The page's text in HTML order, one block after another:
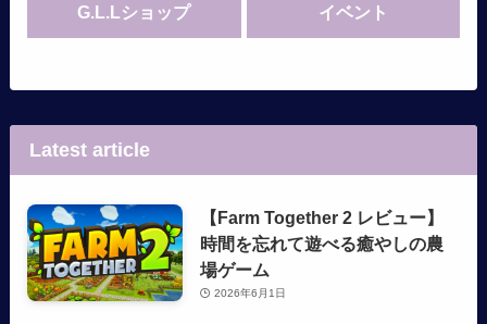
G.L.Lショップ イベント
Latest article
【Farm Together 2 レビュー】
時間を忘れて遊べる癒やしの農
場ゲーム
2026年6月1日